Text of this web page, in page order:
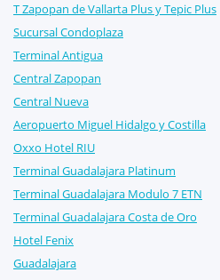
T Zapopan de Vallarta Plus y Tepic Plus
Sucursal Condoplaza
Terminal Antigua
Central Zapopan
Central Nueva
Aeropuerto Miguel Hidalgo y Costilla
Oxxo Hotel RIU
Terminal Guadalajara Platinum
Terminal Guadalajara Modulo 7 ETN
Terminal Guadalajara Costa de Oro
Hotel Fenix
Guadalajara